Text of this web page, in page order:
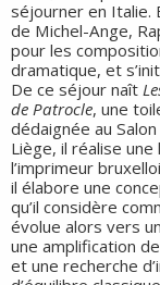
séjourner en Italie.
de Michel-Ange,
pour les
dramatique, et
De ce séjour naît
de Patrocle, une
dédaignée au
Liège, il réalise
l’imprimeur
il élabore une
qu’il considère
évolue alors vers
une amplification
et une recherche